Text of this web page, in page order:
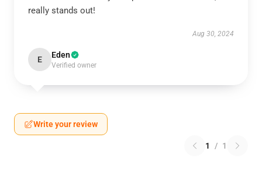
really stands out!
Aug 30, 2024
E Eden
Verified owner
Write your review
1 / 1